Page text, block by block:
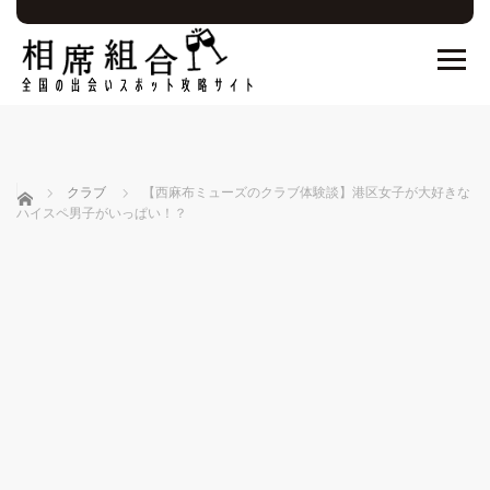
ホーム クラブ
【西麻布ミューズのクラブ体験談】港区女子が大好きな
ハイスペ男子がいっぱい！？